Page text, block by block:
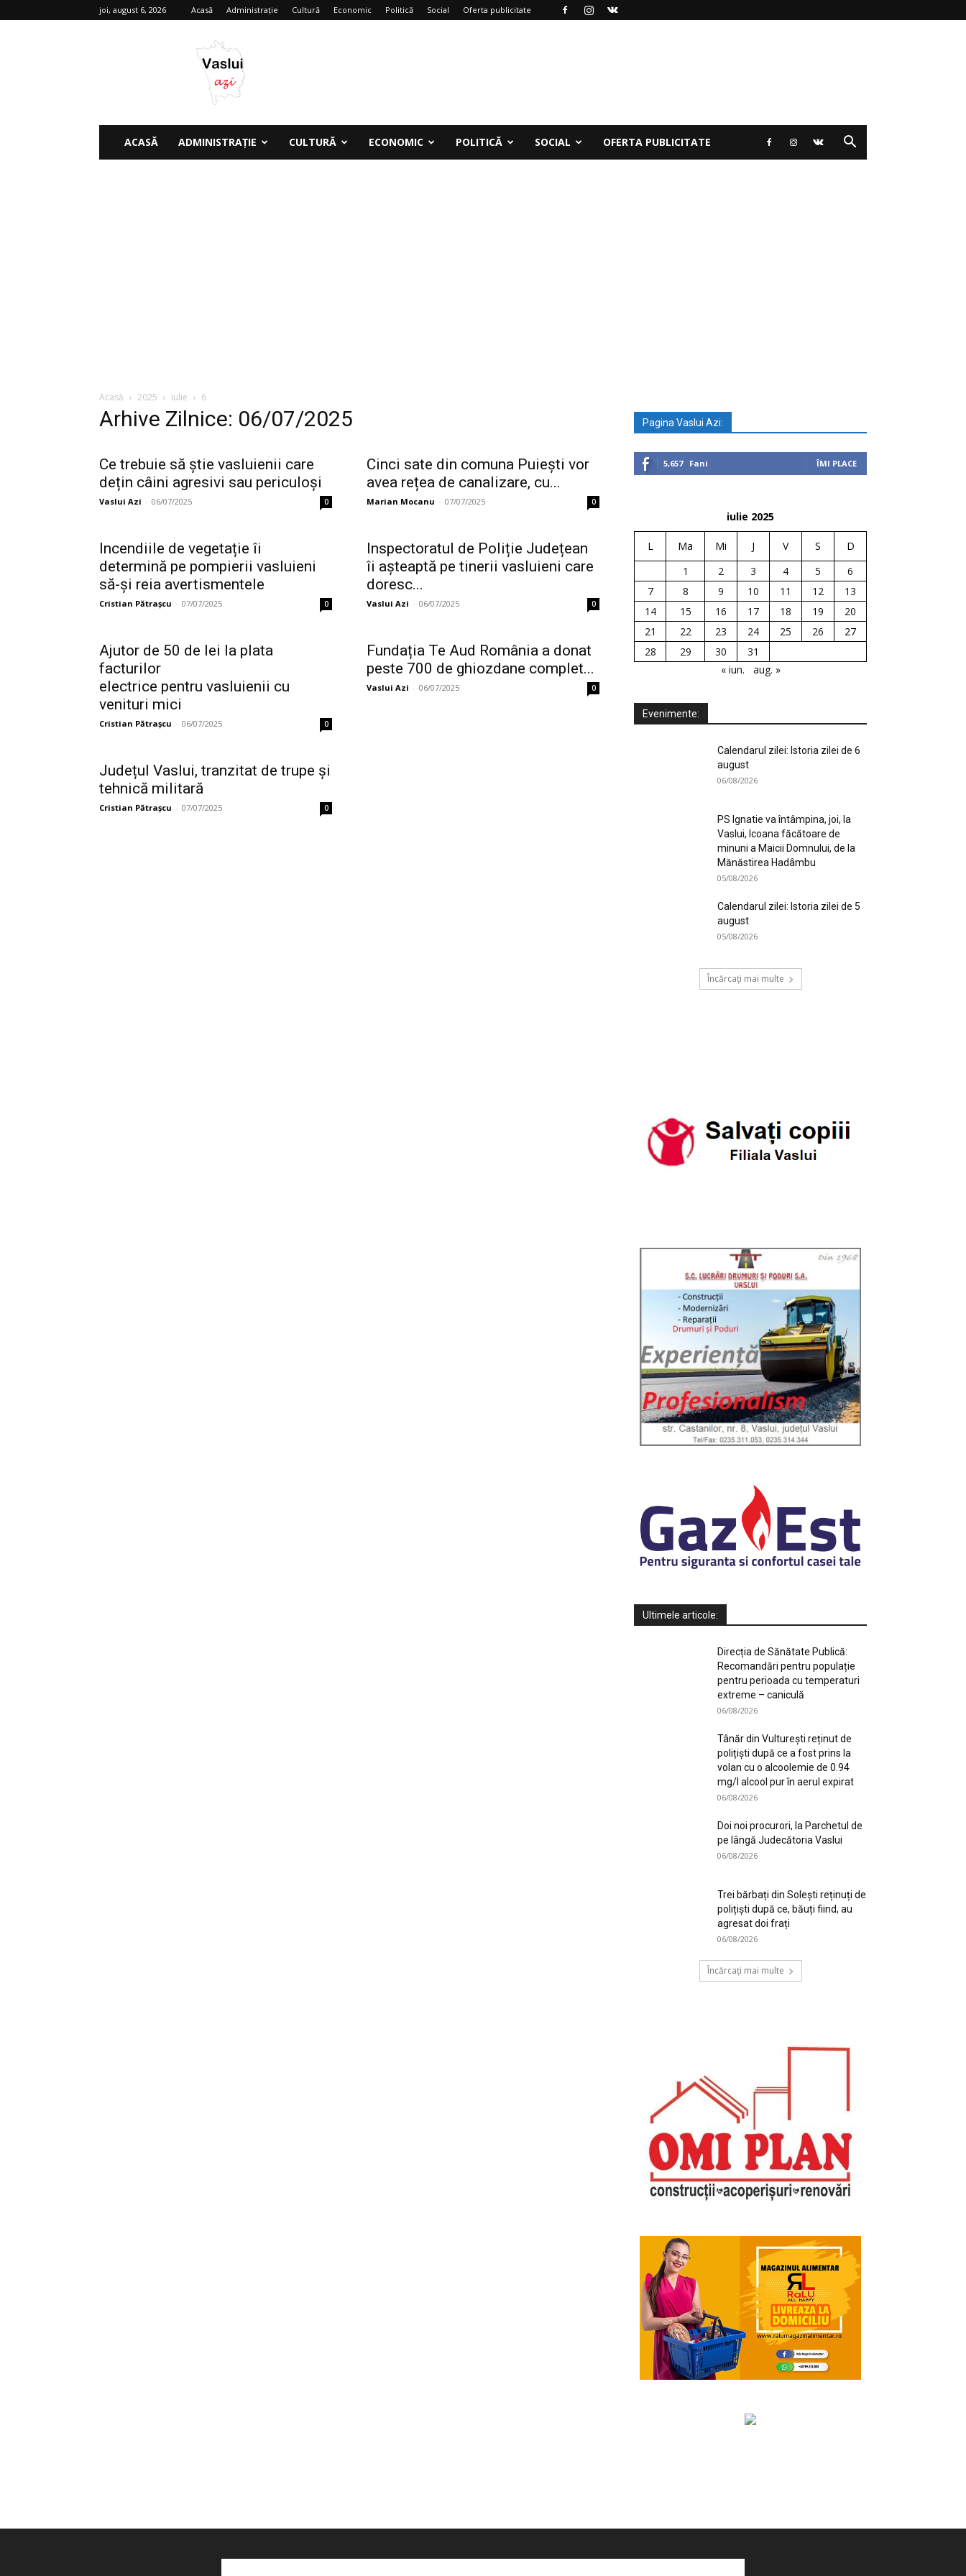
joi, august 6, 2026 Acasă Administrație Cultură Economic Politică Social Oferta publicitate
ACASĂ ADMINISTRAȚIE CULTURĂ ECONOMIC POLITICĂ SOCIAL OFERTA PUBLICITATE
Acasă 2025 iulie 6
Arhive Zilnice: 06/07/2025
Ce trebuie să știe vasluienii care
dețin câini agresivi sau periculoși
Vaslui Azi - 06/07/2025 0
Cinci sate din comuna Puiești vor
avea rețea de canalizare, cu...
Marian Mocanu - 07/07/2025 0
Incendiile de vegetație îi
determină pe pompierii vasluieni
să-și reia avertismentele
Cristian Pătrașcu - 07/07/2025 0
Inspectoratul de Poliție Județean
îi așteaptă pe tinerii vasluieni care
doresc...
Vaslui Azi - 06/07/2025 0
Ajutor de 50 de lei la plata
facturilor
electrice pentru vasluienii cu
venituri mici
Cristian Pătrașcu - 06/07/2025 0
Fundația Te Aud România a donat
peste 700 de ghiozdane complet...
Vaslui Azi - 06/07/2025 0
Județul Vaslui, tranzitat de trupe și
tehnică militară
Cristian Pătrașcu - 07/07/2025 0
Pagina Vaslui Azi:
5,657 Fani ÎMI PLACE
iulie 2025
L Ma Mi J V S
D
1
2 3 4 5
6
7
8 9 10 11 12
13
14
15 16 17 18 19
20
21
22 23 24 25 26
27
28
29 30
31
« iun.
aug. »
Evenimente:
Calendarul zilei: Istoria zilei de 6
august
06/08/2026
PS Ignatie va întâmpina, joi, la
Vaslui, Icoana făcătoare de
minuni a Maicii Domnului, de la
Mănăstirea Hadâmbu
05/08/2026
Calendarul zilei: Istoria zilei de 5
august
05/08/2026
Încărcați mai multe
Ultimele articole:
Direcția de Sănătate Publică:
Recomandări pentru populație
pentru perioada cu temperaturi
extreme – caniculă
06/08/2026
Tânăr din Vulturești reținut de
polițiști după ce a fost prins la
volan cu o alcoolemie de 0.94
mg/l alcool pur în aerul expirat
06/08/2026
Doi noi procurori, la Parchetul de
pe lângă Judecătoria Vaslui
06/08/2026
Trei bărbați din Solești reținuți de
polițiști după ce, băuți fiind, au
agresat doi frați
06/08/2026
Încărcați mai multe